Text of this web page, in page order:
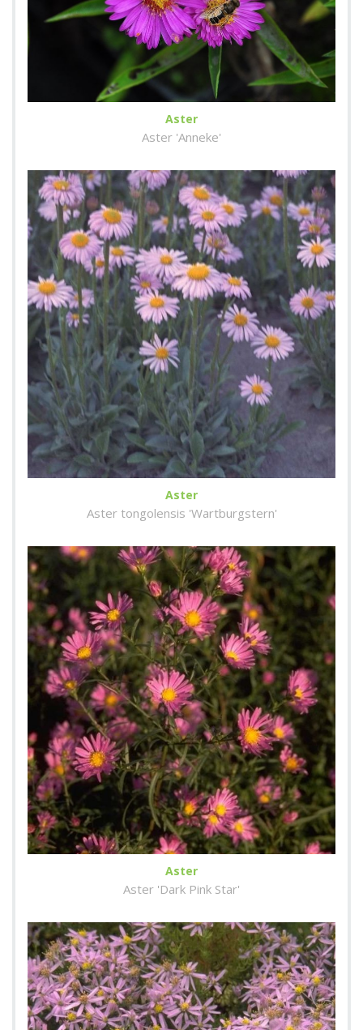
Aster
Aster 'Anneke'
Aster
Aster tongolensis 'Wartburgstern'
Aster
Aster 'Dark Pink Star'